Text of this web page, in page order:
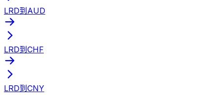
LRD到AUD
LRD到CHF
LRD到CNY